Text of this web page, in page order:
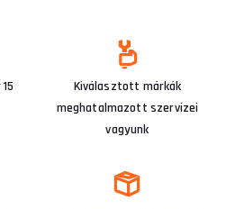
Kiválasztott márkák
meghatalmazott szervizei
vagyunk